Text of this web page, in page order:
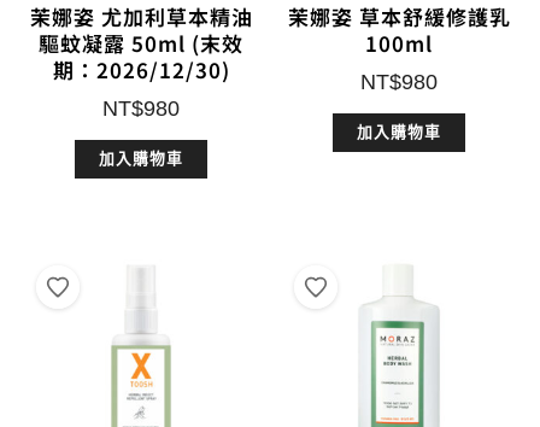
茉娜姿 尤加利草本精油
驅蚊凝露 50ml (末效
期：2026/12/30)
NT$980
加入購物車
茉娜姿 草本舒緩修護乳
100ml
NT$980
加入購物車